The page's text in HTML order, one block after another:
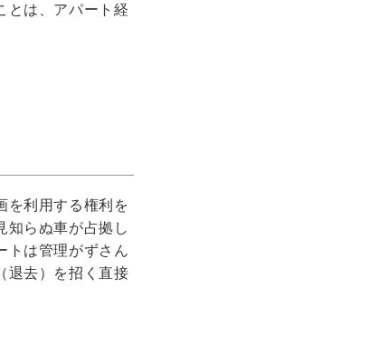
とは、アパート経
を利用する権利を
知らぬ車が占拠し
トは管理がずさん
退去）を招く直接